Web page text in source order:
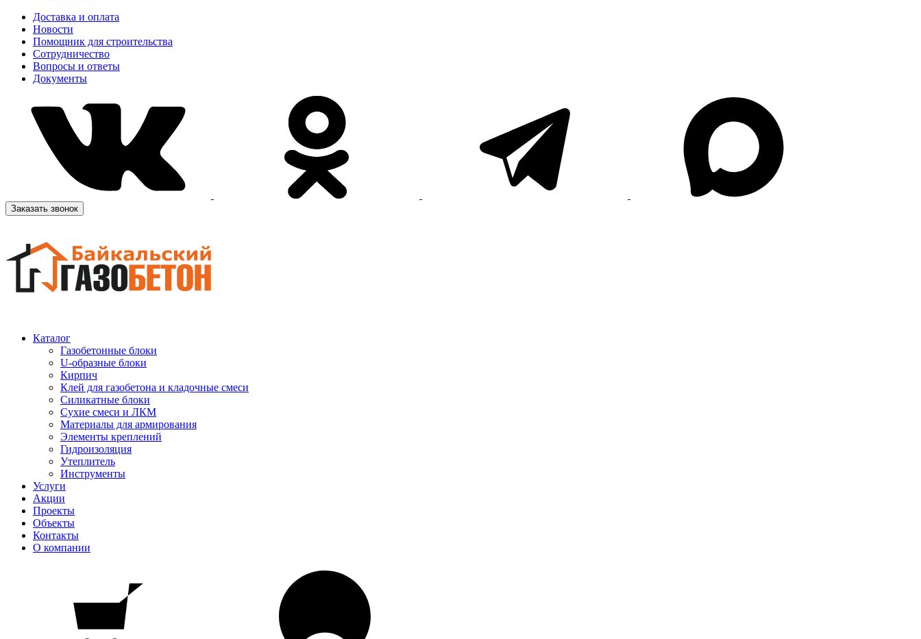
Доставка и оплата
Новости
Помощник для строительства
Сотрудничество
Вопросы и ответы
Документы
Заказать звонок
Каталог
Газобетонные блоки
U-образные блоки
Кирпич
Клей для газобетона и кладочные смеси
Силикатные блоки
Сухие смеси и ЛКМ
Материалы для армирования
Элементы креплений
Гидроизоляция
Утеплитель
Инструменты
Услуги
Акции
Проекты
Объекты
Контакты
О компании